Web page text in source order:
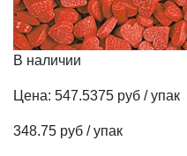
В наличии
Цена: 547.5375 руб / упак
348.75 руб / упак